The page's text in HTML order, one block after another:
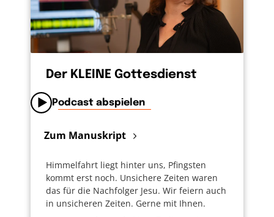
Der KLEINE Gottesdienst
Podcast abspielen
Zum Manuskript
Himmelfahrt liegt hinter uns, Pfingsten
kommt erst noch. Unsichere Zeiten waren
das für die Nachfolger Jesu. Wir feiern auch
in unsicheren Zeiten. Gerne mit Ihnen.